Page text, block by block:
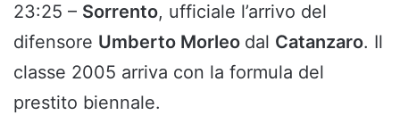
23:25 – Sorrento, ufficiale l’arrivo del
difensore Umberto Morleo dal Catanzaro. Il
classe 2005 arriva con la formula del
prestito biennale.